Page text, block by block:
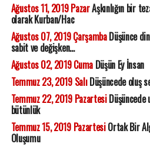
Ağustos 11, 2019 PazarAşkınlığın bir
olarak Kurban/Hac
Ağustos 07, 2019 ÇarşambaDüşünce
sabit ve değişken...
Ağustos 02, 2019 CumaDüşün Ey İnsan
Temmuz 23, 2019 SalıDüşüncede oluş
Temmuz 22, 2019 PazartesiDüşüncede
bütünlük
Temmuz 15, 2019 PazartesiOrtak Bir
Oluşumu